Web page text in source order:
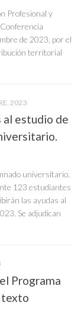
Profesional y
de 2023, por el
territorial
2023
al estudio de
universitario.
123 estudiantes
las ayudas al
Se adjudican
Programa
texto